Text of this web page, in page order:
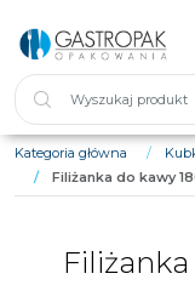
Kategoria główna /
/
Filiżanka do kawy